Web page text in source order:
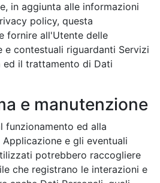
in aggiunta alle informazioni
policy, questa
fornire all'Utente delle
e contestuali riguardanti Servizi
il trattamento di Dati
e manutenzione
funzionamento ed alla
e gli eventuali
potrebbero raccogliere
che registrano le interazioni e